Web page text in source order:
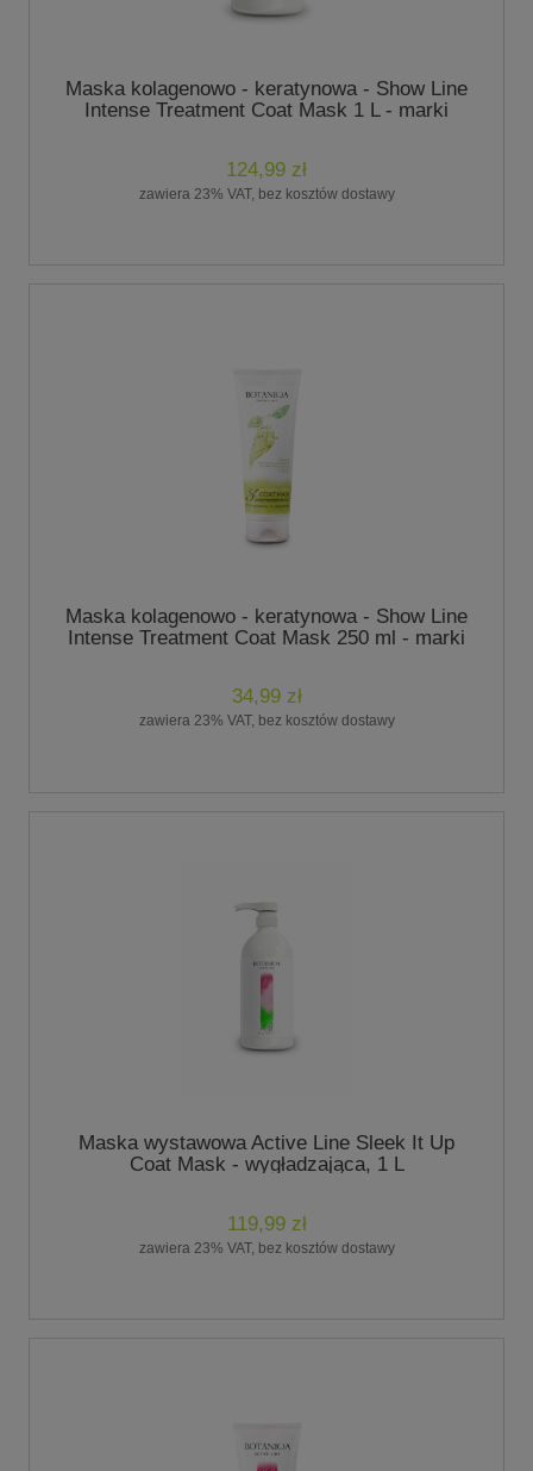
Maska kolagenowo - keratynowa - Show Line
Intense Treatment Coat Mask 1 L - marki
124,99 zł
zawiera 23% VAT, bez kosztów dostawy
Maska kolagenowo - keratynowa - Show Line
Intense Treatment Coat Mask 250 ml - marki
34,99 zł
zawiera 23% VAT, bez kosztów dostawy
Maska wystawowa Active Line Sleek It Up
Coat Mask - wygładzająca, 1 L
119,99 zł
zawiera 23% VAT, bez kosztów dostawy